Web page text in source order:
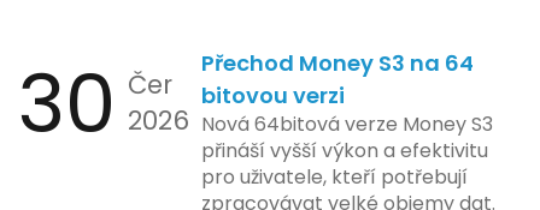
bezpečnost a ochranu spotřebitelů,
regulační orgány různých zemí jsou
na pozoru a sledují vývoj celého
případu velmi bedlivě. Vedení
společnosti zatím neposkytlo
podrobnější informace o
kontrolovaném prostředí. Uživatelé
mají možnost předem se seznámit s
aktualizacemi, a tím lépe připravit
své systémy na oficiální zavedení
nového systému.
30 Čer
2026
Přechod Money S3 na 64
bitovou verzi
Nová 64bitová verze Money S3
přináší vyšší výkon a efektivitu
pro uživatele, kteří potřebují
zpracovávat velké objemy dat.